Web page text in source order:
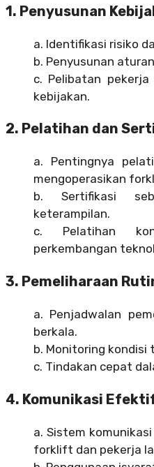
1. Penyusunan
a. Identifikasi risiko
b. Penyusunan
c. Pelibatan pekerja
kebijakan.
2. Pelatihan dan
a. Pentingnya
mengoperasikan
b. Sertifikasi
keterampilan.
c. Pelatihan
perkembangan
3. Pemeliharaan
a. Penjadwalan
berkala.
b. Monitoring
c. Tindakan cepat
4. Komunikasi
a. Sistem
forklift dan pekerja